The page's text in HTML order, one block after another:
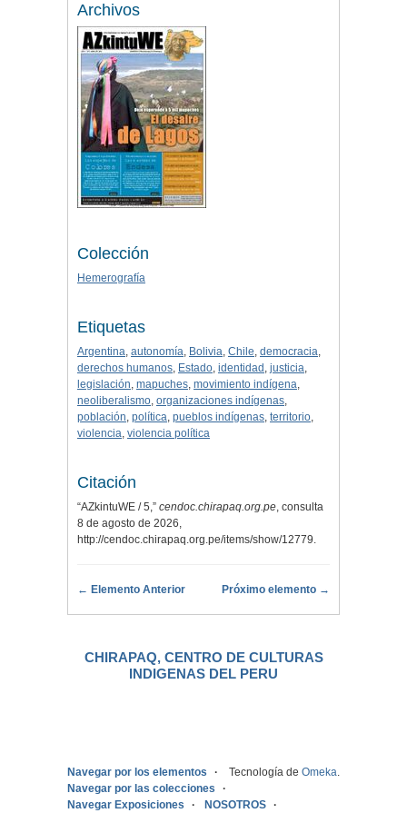
Archivos
Colección
Hemerografía
Etiquetas
Argentina, autonomía, Bolivia, Chile, democracia,
derechos humanos, Estado, identidad , justicia,
legislación, mapuches, movimiento indígena,
neoliberalismo, organizaciones indígenas,
población, política, pueblos indígenas, territorio,
violencia, violencia política
Citación
“AZkintuWE / 5,” cendoc.chirapaq.org.pe, consulta
8 de agosto de 2026,
http://cendoc.chirapaq.org.pe/items/show/12779.
← Elemento Anterior Próximo elemento →
CHIRAPAQ, CENTRO DE CULTURAS
INDIGENAS DEL PERU
Navegar por los elementos
Navegar por las colecciones
Navegar Exposiciones
NOSOTROS
Tecnología de Omeka.